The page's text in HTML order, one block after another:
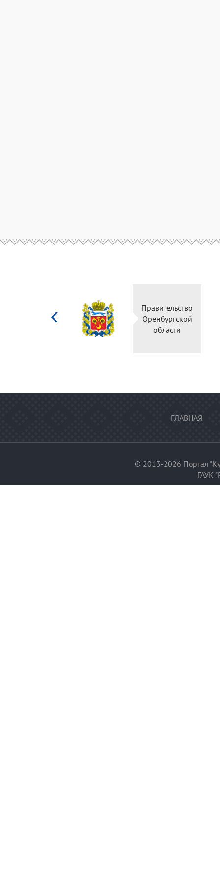
Министерство
культуры
Российской
федерации
ГЛАВНАЯ
© 2013-2026 Портал
ГАУК